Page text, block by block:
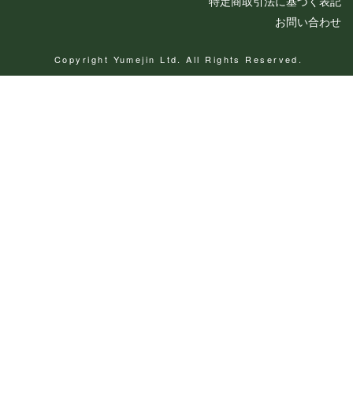
お問い合わせ
Copyright Yumejin Ltd. All Rights Reserved.